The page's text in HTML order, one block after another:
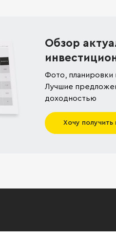
Обзор
Фото, планировки
Лучшие
доходностью
Хочу получить